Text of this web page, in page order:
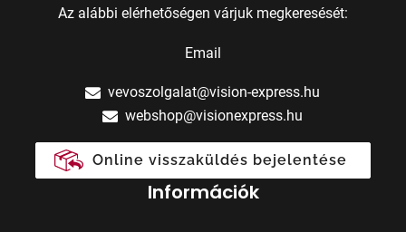
Az alábbi elérhetőségen várjuk megkeresését:
Email
vevoszolgalat@vision-express.hu
webshop@visionexpress.hu
Online visszaküldés bejelentése
Információk